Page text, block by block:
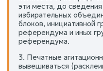
эти места, до
избирательных
блоков, инициативной
референдума и иных
референдума.
3. Печатные
вывешиваться